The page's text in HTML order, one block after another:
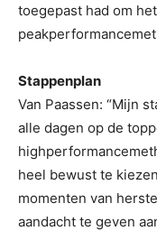
toegepast had om
Stappenplan
Van Paassen: “Mijn
alle dagen op de
heel bewust te
momenten van
aandacht te geven